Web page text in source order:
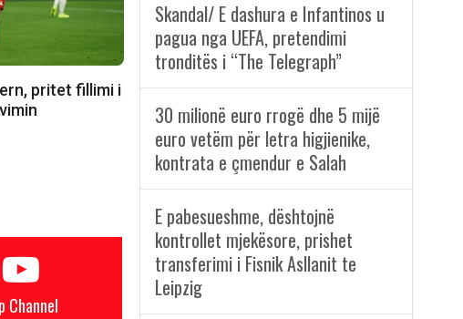
pritet fillimi i
Channel
Skandal/ E dashura e Infantinos u
pagua nga UEFA, pretendimi
tronditës i “The Telegraph”
30 milionë euro rrogë dhe 5 mijë
euro vetëm për letra higjienike,
kontrata e çmendur e Salah
E pabesueshme, dështojnë
kontrollet mjekësore, prishet
transferimi i Fisnik Asllanit te
Leipzig